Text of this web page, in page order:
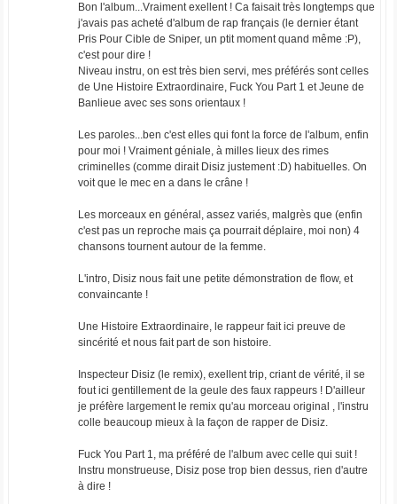
Bon l'album...Vraiment exellent ! Ca faisait très longtemps que
j'avais pas acheté d'album de rap français (le dernier étant
Pris Pour Cible de Sniper, un ptit moment quand même :P),
c'est pour dire !
Niveau instru, on est très bien servi, mes préférés sont celles
de Une Histoire Extraordinaire, Fuck You Part 1 et Jeune de
Banlieue avec ses sons orientaux !
Les paroles...ben c'est elles qui font la force de l'album, enfin
pour moi ! Vraiment géniale, à milles lieux des rimes
criminelles (comme dirait Disiz justement :D) habituelles. On
voit que le mec en a dans le crâne !
Les morceaux en général, assez variés, malgrès que (enfin
c'est pas un reproche mais ça pourrait déplaire, moi non) 4
chansons tournent autour de la femme.
L'intro, Disiz nous fait une petite démonstration de flow, et
convaincante !
Une Histoire Extraordinaire, le rappeur fait ici preuve de
sincérité et nous fait part de son histoire.
Inspecteur Disiz (le remix), exellent trip, criant de vérité, il se
fout ici gentillement de la geule des faux rappeurs ! D'ailleur
je préfère largement le remix qu'au morceau original , l'instru
colle beaucoup mieux à la façon de rapper de Disiz.
Fuck You Part 1, ma préféré de l'album avec celle qui suit !
Instru monstrueuse, Disiz pose trop bien dessus, rien d'autre
à dire !